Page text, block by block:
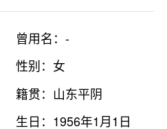
曾用名：-
性别：女
籍贯：山东平阴
生日：1956年1月1日